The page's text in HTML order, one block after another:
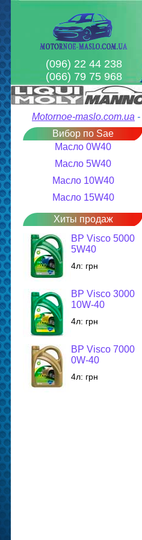
(096) 22 44 238
(066) 79 75 968
Motornoe-maslo.com.ua -
Вибор по Sae
Масло 0W40
Масло 5W40
Масло 10W40
Масло 15W40
Хиты продаж
BP Visco 5000
5W40
4л: грн
BP Visco 3000
10W-40
4л: грн
BP Visco 7000
0W-40
4л: грн